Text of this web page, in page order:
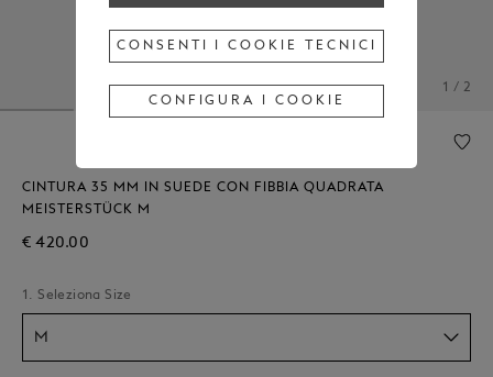
1 / 2
CINTURA 35 MM IN SUEDE CON FIBBIA QUADRATA
MEISTERSTÜCK M
€ 420.00
1. Seleziona Size
M
tutti i cookie, clicca “Configura i
cookie”, oppure, per maggiori
Cliccando su “Accetta tutti”, esprimi
il tuo consenso all’utilizzo dei
tecnici”, esprimi il tuo consenso
soltanto all’utilizzo dei cookie
CONSENTI I COOKIE TECNICI
CONFIGURA I COOKIE